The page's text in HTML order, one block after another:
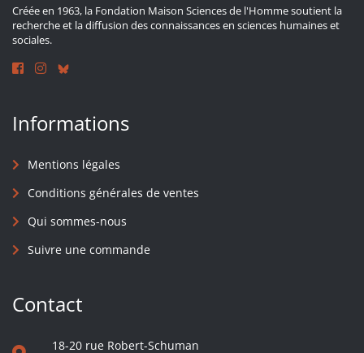
Créée en 1963, la Fondation Maison Sciences de l'Homme soutient la
recherche et la diffusion des connaissances en sciences humaines et
sociales.
Informations
Mentions légales
Conditions générales de ventes
Qui sommes-nous
Suivre une commande
Contact
18-20 rue Robert-Schuman